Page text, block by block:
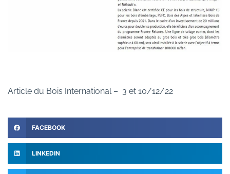
Article du Bois International – 3 et 10/12/22
FACEBOOK
LINKEDIN